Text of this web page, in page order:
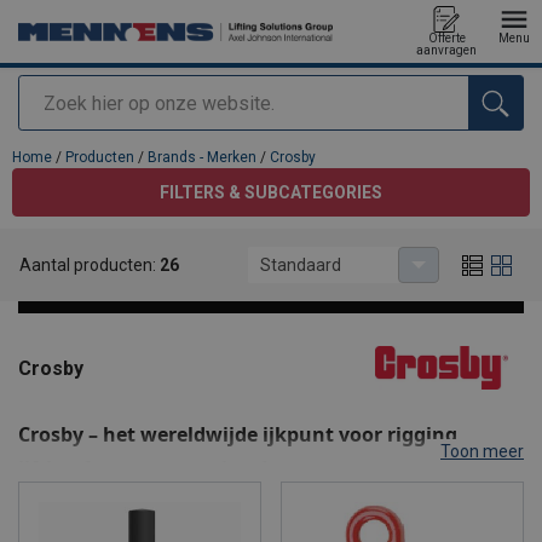
Zoeken
Offerte
aanvragen
Menu
toegevoegd aan uw offerte
Home / Producten / Brands - Merken / Crosby
FILTERS & SUBCATEGORIES
Crosby
Crosby – het wereldwijde ijkpunt voor rigging,
Crosby: een Kito Crosby-merk dat de wereldwijde standaard zet
Toon meer
Aantal producten: 26 Standaard